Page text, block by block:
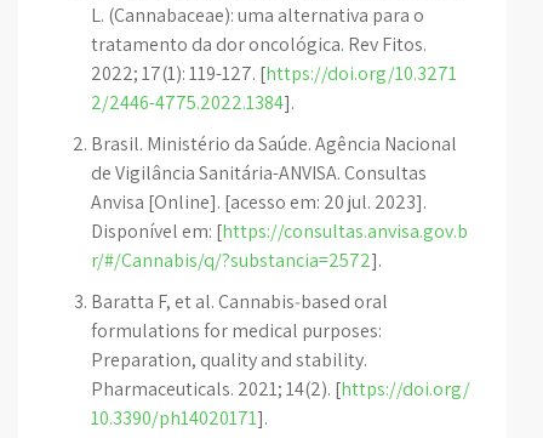
L. (Cannabaceae): uma alternativa para o
tratamento da dor oncológica. Rev Fitos.
2022; 17(1): 119-127. [https://doi.org/10.3271
2/2446-4775.2022.1384].
Brasil. Ministério da Saúde. Agência Nacional
de Vigilância Sanitária-ANVISA. Consultas
Anvisa [Online]. [acesso em: 20 jul. 2023].
Disponível em: [https://consultas.anvisa.gov.b
r/#/Cannabis/q/?substancia=2572].
Baratta F, et al. Cannabis‐based oral
formulations for medical purposes:
Preparation, quality and stability.
Pharmaceuticals. 2021; 14(2). [https://doi.org/
10.3390/ph14020171].